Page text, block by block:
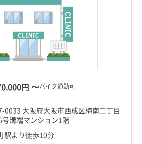
円 〜バイク通勤可
0033 大阪府大阪市西成区梅南二丁目
溝端マンション1階
駅より徒歩10分